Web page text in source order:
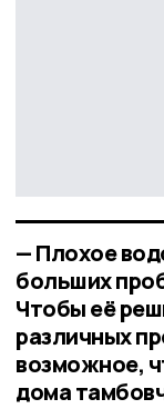
— Плохое
больших
Чтобы её
различных
возможное,
дома